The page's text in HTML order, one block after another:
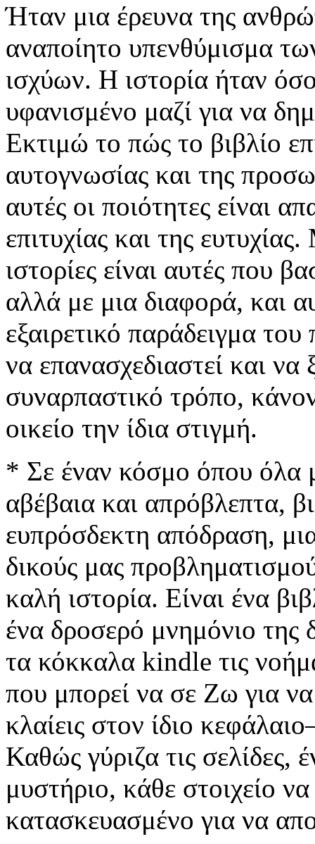
Ήταν μια έρευνα της
αναποίητο υπενθύμισμα
ισχύων. Η ιστορία ήταν
υφανισμένο μαζί για να
Εκτιμώ το πώς το βιβλίο
αυτογνωσίας και της
αυτές οι ποιότητες είναι
επιτυχίας και της
ιστορίες είναι αυτές που
αλλά με μια διαφορά, και
εξαιρετικό παράδειγμα
να επανασχεδιαστεί και
συναρπαστικό τρόπο,
οικείο την ίδια στιγμή.
* Σε έναν κόσμο όπου όλα
αβέβαια και απρόβλεπτα,
ευπρόσδεκτη απόδραση,
δικούς μας
καλή ιστορία. Είναι ένα
ένα δροσερό μνημόνιο της
τα κόκκαλα kindle τις
που μπορεί να σε Ζω για
κλαίεις στον ίδιο
Καθώς γύριζα τις σελίδες,
μυστήριο, κάθε στοιχείο
κατασκευασμένο για να